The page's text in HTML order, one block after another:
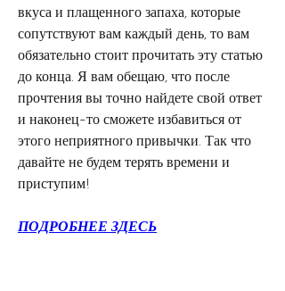
вкуса и плащенного запаха, которые
сопутствуют вам каждый день, то вам
обязательно стоит прочитать эту статью
до конца. Я вам обещаю, что после
прочтения вы точно найдете свой ответ
и наконец-то сможете избавиться от
этого неприятного привычки. Так что
давайте не будем терять времени и
приступим!
ПОДРОБНЕЕ ЗДЕСЬ